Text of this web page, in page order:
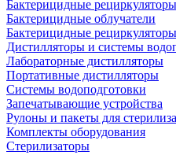
Бактерицидные
Бактерицидные облучатели
Бактерицидные рециркуляторы
Дистилляторы и системы
Лабораторные дистилляторы
Портативные дистилляторы
Системы водоподготовки
Запечатывающие устройства
Рулоны и пакеты для
Комплекты оборудования
Стерилизаторы